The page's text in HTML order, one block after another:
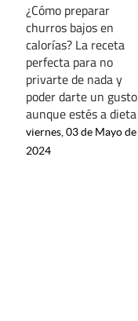
¿Cómo preparar
churros bajos en
calorías? La receta
perfecta para no
privarte de nada y
poder darte un gusto
aunque estés a dieta
viernes, 03 de Mayo de
2024